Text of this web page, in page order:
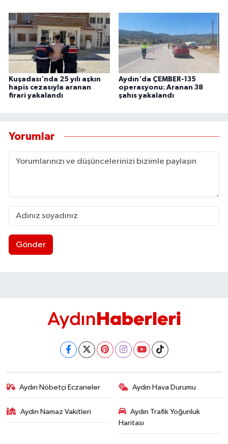
Kuşadası'nda 25 yılı aşkın
hapis cezasıyla aranan
firari yakalandı
Aydın'da ÇEMBER-135
operasyonu: Aranan 38
şahıs yakalandı
Yorumlar
Gönder
Aydın Nöbetçi Eczaneler Aydın Hava Durumu
Aydin Namaz Vakitleri
Aydın Trafik Yoğunluk
Haritası